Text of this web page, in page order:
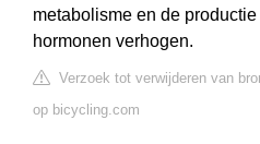
metabolisme en de
hormonen verhogen.
Verzoek tot verwijderen van
op bicycling.com